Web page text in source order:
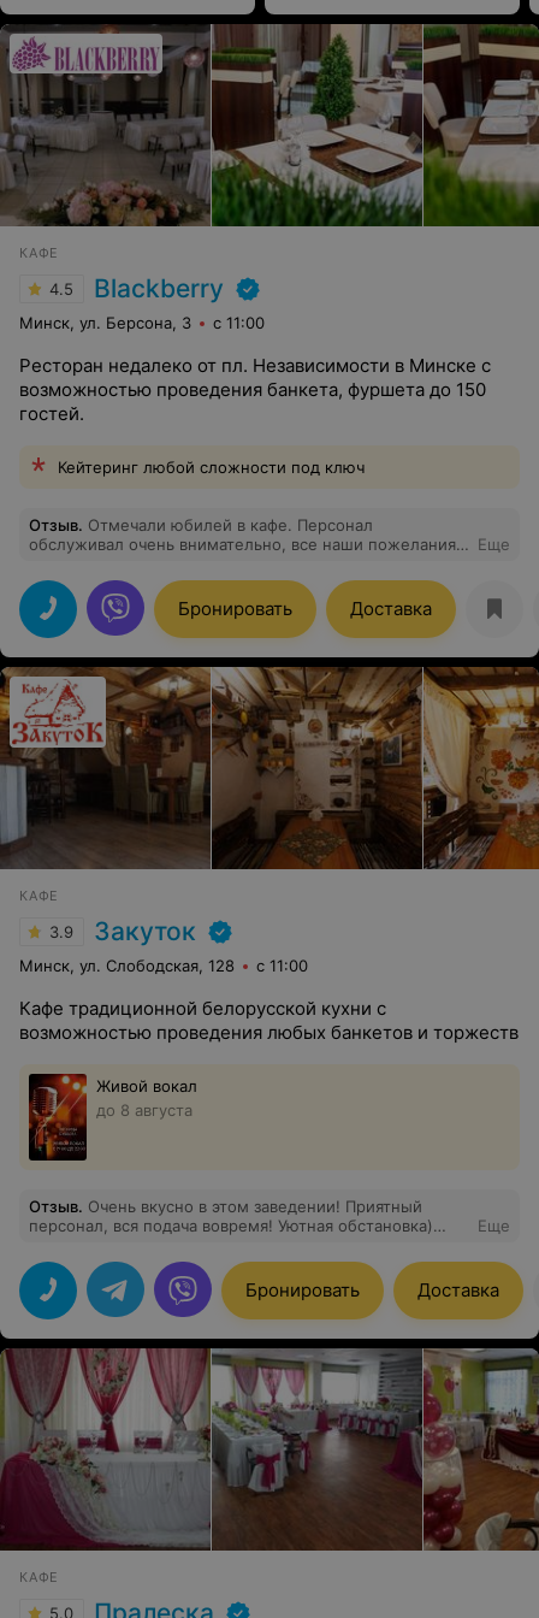
КАФЕ
4.5 Blackberry
Минск, ул. Берсона, 3 с 11:00
Ресторан недалеко от пл. Независимости в Минске с
возможностью проведения банкета, фуршета до 150
гостей.
Кейтеринг любой сложности под ключ
Отзыв. Отмечали юбилей в кафе. Персонал
обслуживал очень внимательно, все наши пожелания
благодарность, еда очень вкусная. Все гости остались
довольные !
Еще
Бронировать Доставка
КАФЕ
3.9 Закуток
Минск, ул. Слободская, 128 с 11:00
Кафе традиционной белорусской кухни с
возможностью проведения любых банкетов и торжеств
Живой вокал
до 8 августа
Отзыв. Очень вкусно в этом заведении! Приятный
персонал, вся подача вовремя! Уютная обстановка)
Еще
Бронировать Доставка
КАФЕ
5.0